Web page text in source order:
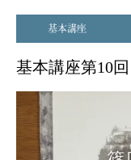
基本講座
基本講座第10回